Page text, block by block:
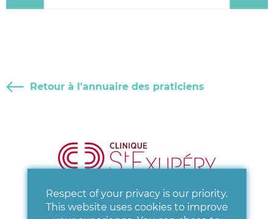
Retour à l'annuaire des praticiens
CLINIQUE ST-EXUPÉRY
Respect of your privacy is our priority.
This website uses cookies to improve